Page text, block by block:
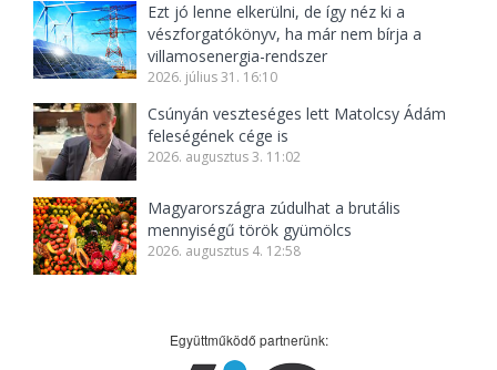
Ezt jó lenne elkerülni, de így néz ki a
vészforgatókönyv, ha már nem bírja a
villamosenergia-rendszer
2026. július 31. 16:10
Csúnyán veszteséges lett Matolcsy Ádám
feleségének cége is
2026. augusztus 3. 11:02
Magyarországra zúdulhat a brutális
mennyiségű török gyümölcs
2026. augusztus 4. 12:58
Együttműködő partnerünk: